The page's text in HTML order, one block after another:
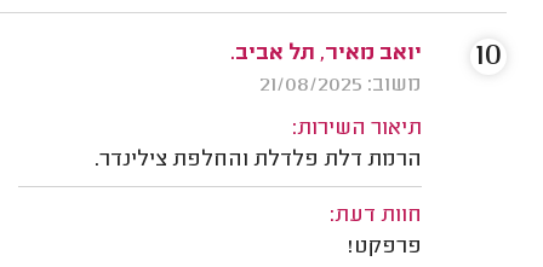
יואב מאיר, תל אביב.
משוב: 21/08/2025
תיאור השירות:
הרמת דלת פלדלת והחלפת צילינדר.
חוות דעת:
פרפקט!
10